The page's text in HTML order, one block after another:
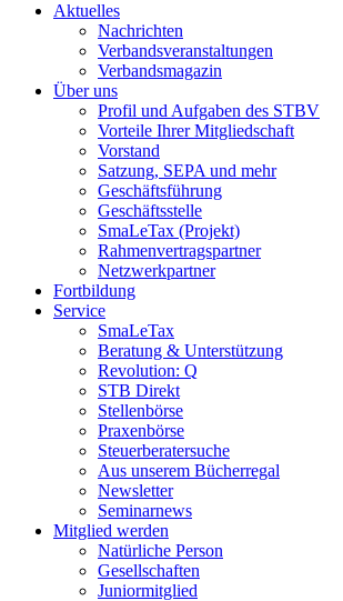
Aktuelles
Nachrichten
Verbandsveranstaltungen
Verbandsmagazin
Über uns
Profil und Aufgaben des STBV
Vorteile Ihrer Mitgliedschaft
Vorstand
Satzung, SEPA und mehr
Geschäftsführung
Geschäftsstelle
SmaLeTax (Projekt)
Rahmenvertragspartner
Netzwerkpartner
Fortbildung
Service
SmaLeTax
Beratung & Unterstützung
Revolution: Q
STB Direkt
Stellenbörse
Praxenbörse
Steuerberatersuche
Aus unserem Bücherregal
Newsletter
Seminarnews
Mitglied werden
Natürliche Person
Gesellschaften
Juniormitglied